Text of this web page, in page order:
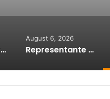
Ponce recuperará rampas marítimas para reactivar excursiones a Cardona y Caja de Muerto
August 6, 2026
Representante Domingo Torres acudirá a los tribunales si la AAA persiste en ocultar información sobre crisis de agua